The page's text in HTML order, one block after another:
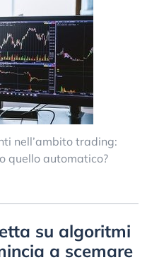
nell’ambito trading:
quello automatico?
su algoritmi
a scemare